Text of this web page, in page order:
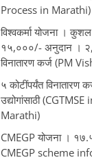
Process in Marathi)
विश्वकर्मा योजना । कुशल
१५,०००/- अनुदान ।
विनातारण कर्ज (PM
५ कोटींपर्यंत विनातारण
उद्योगांसाठी
Marathi)
CMEGP योजना ।
CMEGP scheme